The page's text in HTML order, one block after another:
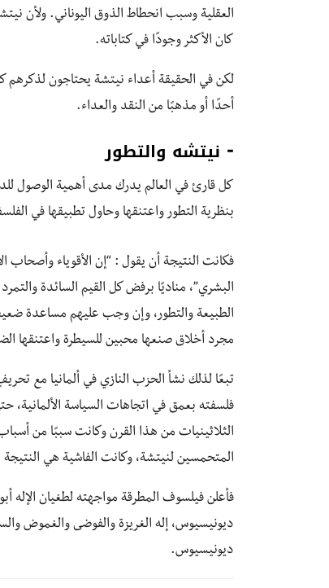
العقلية وسبب انحطاط الذوق اليوناني. ولأن
كان الأكثر وجودًا في كتاباته.
لكن في الحقيقة أعداء نيتشة يحتاجون لذكرهم
أحدًا أو مذهبًا من النقد والعداء.
⁃ نيتشه والتطور
كل قارئ في العالم يدرك مدى أهمية الوصول
بنظرية التطور واعتنقها وحاول تطبيقها في
فكانت النتيجة أن يقول : “إن الأقوياء وأصحاب
البشري”، مناديًا برفض كل القيم السائدة
الطبيعة والتطور، وإن وجب عليهم مساعدة
مجرد أخلاق صنعها محبين للسيطرة واعتنقها
تبعًا لذلك نشأ الحزب النازي في ألمانيا مع
فلسفته بعمق في اتجاهات السياسة الألمانية،
الثلاثينيات من هذا القرن وكانت سببًا من
المتحمسين لنيتشة، وكانت الفاشية هي النتيجة
فأعلن فيلسوف المطرقة مواجهته لطغيان الإله
ديونيسيوس، إله الغريزة والفوضى والغموض
ديونيسيوس.